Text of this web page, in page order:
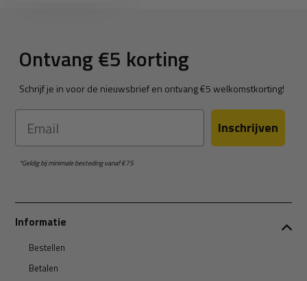
Ontvang €5 korting
Schrijf je in voor de nieuwsbrief en ontvang €5 welkomstkorting!
Email Inschrijven
*Geldig bij minimale besteding vanaf €75
Informatie
Bestellen
Betalen